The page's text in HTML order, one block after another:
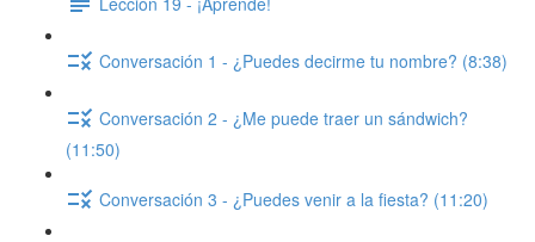
Conversación 1 - ¿Puedes decirme tu nombre? (8:38)
Conversación 2 - ¿Me puede traer un sándwich?
(11:50)
Conversación 3 - ¿Puedes venir a la fiesta? (11:20)